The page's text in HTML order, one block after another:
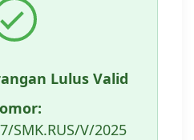
Lulus Valid
SMK.RUS/V/2025